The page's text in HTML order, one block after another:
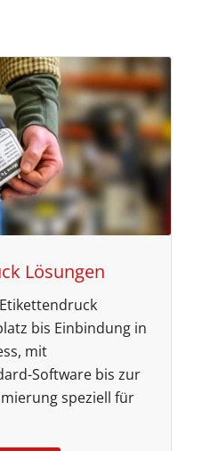
Lösungen
bis Einbindung in
mit
Software bis zur
speziell für